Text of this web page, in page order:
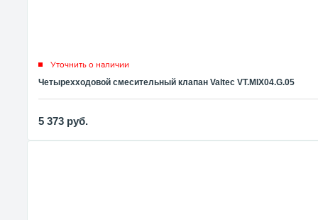
Уточнить о наличии
Четырехходовой смесительный клапан Valtec VT.MIX04.G.05
5 373 руб.